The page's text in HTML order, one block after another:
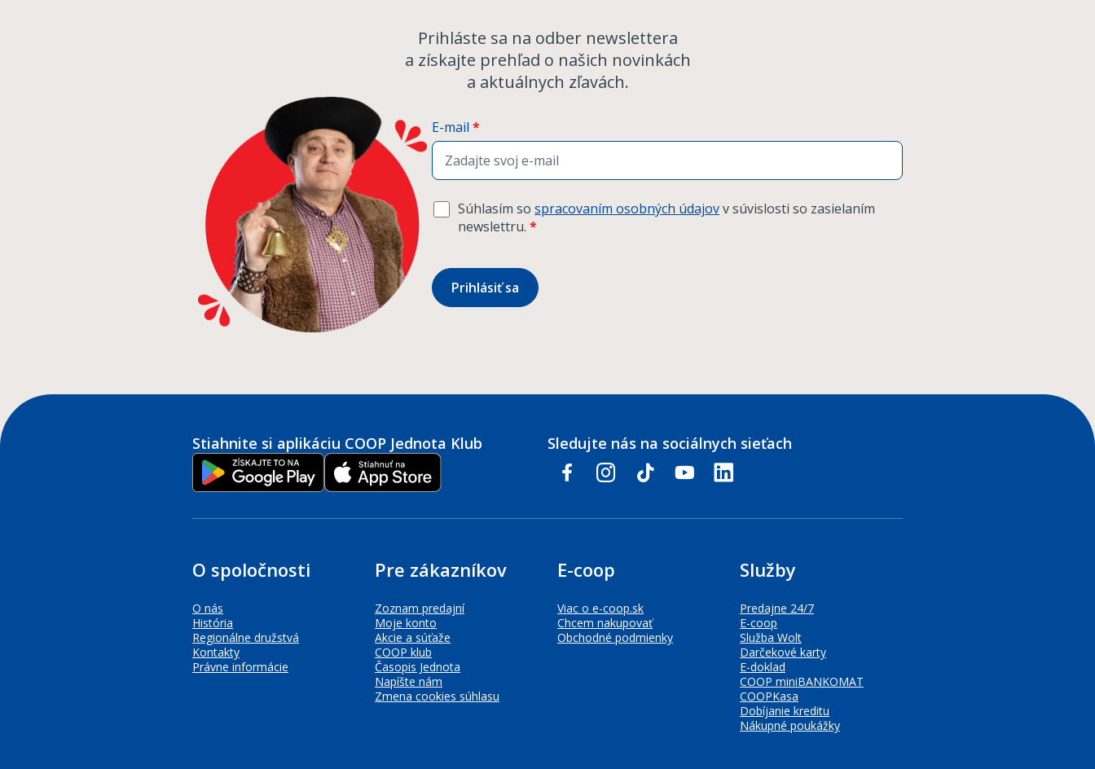
Prihláste sa na odber newslettera
a získajte prehľad o našich novinkách
a aktuálnych zľavách.
E-mail *
Súhlasím so spracovaním osobných údajovv súvislosti so zasielaním
newslettru. *
Prihlásiť sa
Stiahnite si aplikáciu COOP Jednota Klub Sledujte nás na sociálnych sieťach
facebookinstagram
tiktok youtubelinkedin
O spoločnosti
O nás
História
Regionálne družstvá
Kontakty
Právne informácie
Pre zákazníkov
Zoznam predajní
Moje konto
Akcie a súťaže
COOP klub
Časopis Jednota
Napíšte nám
Zmena cookies súhlasu
E-coop
Viac o e-coop.sk
Chcem nakupovať
Obchodné podmienky
Služby
Predajne 24/7
E-coop
Služba Wolt
Darčekové karty
E-doklad
COOP miniBANKOMAT
COOPKasa
Dobíjanie kreditu
Nákupné poukážky